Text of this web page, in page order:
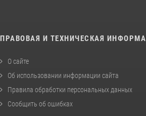
ПРАВОВАЯ И ТЕХНИЧЕСКАЯ
О сайте
Об использовании информации сайта
Правила обработки персональных данных
Сообщить об ошибках